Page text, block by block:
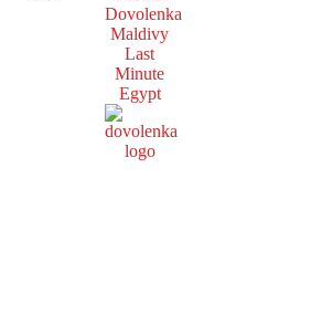
Dovolenka
Maldivy
Last
Minute
Egypt